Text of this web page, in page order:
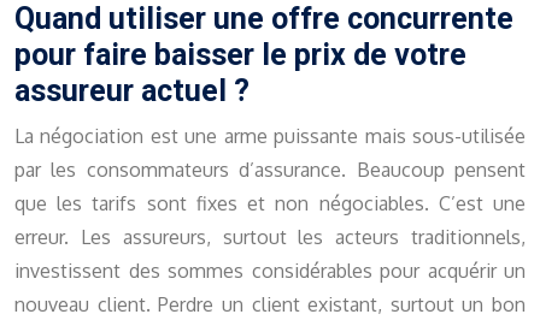
Quand utiliser une offre concurrente
pour faire baisser le prix de votre
assureur actuel ?
La négociation est une arme puissante mais sous-utilisée
par les consommateurs d’assurance. Beaucoup pensent
que les tarifs sont fixes et non négociables. C’est une
erreur. Les assureurs, surtout les acteurs traditionnels,
investissent des sommes considérables pour acquérir un
nouveau client. Perdre un client existant, surtout un bon